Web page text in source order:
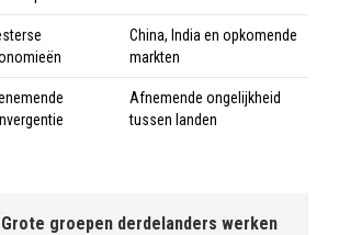
China, India en opkomende
markten
Afnemende ongelijkheid
tussen landen
Grote groepen derdelanders werken